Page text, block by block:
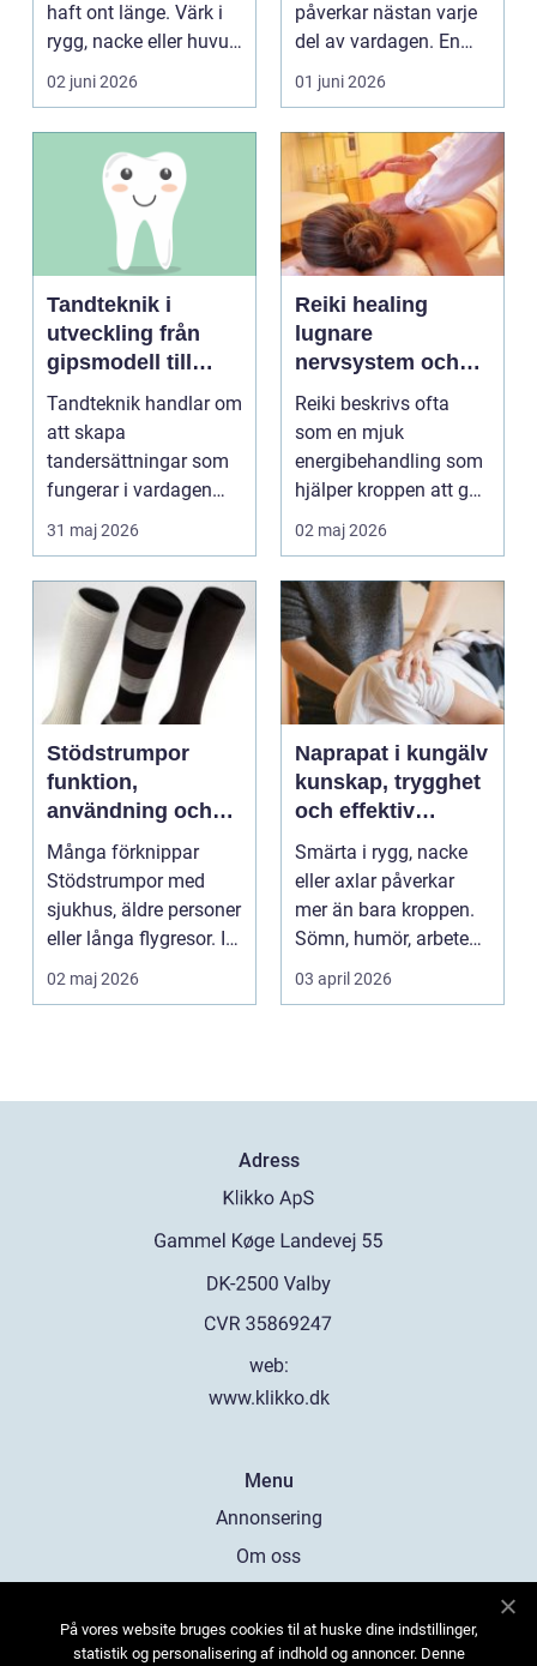
haft ont länge. Värk i
rygg, nacke eller huvud
blir lätt en...
02 juni 2026
påverkar nästan varje
del av vardagen. En
person som s...
01 juni 2026
Tandteknik i
utveckling från
gipsmodell till
digitalt arbetsflöde
Tandteknik handlar om
att skapa
tandersättningar som
fungerar i vardagen
kronor, broar,
implantat, ...
31 maj 2026
Reiki healing
lugnare
nervsystem och
djupare
återhämtning
Reiki beskrivs ofta
som en mjuk
energibehandling som
hjälper kroppen att gå
från stressläge till
02 maj 2026
Stödstrumpor
funktion,
användning och
hur du väljer rätt
Många förknippar
Stödstrumpor med
sjukhus, äldre personer
eller långa flygresor. I
verkligheten är d...
02 maj 2026
Naprapat i kungälv
kunskap, trygghet
och effektiv
smärtlindring
Smärta i rygg, nacke
eller axlar påverkar
mer än bara kroppen.
Sömn, humör, arbete
och vardag blir l...
03 april 2026
Adress
web:
www.klikko.dk
Menu
Annonsering
Om oss
Kontakta oss
På vores website bruges cookies til at huske dine indstillinger,
statistik og personalisering af indhold og annoncer. Denne